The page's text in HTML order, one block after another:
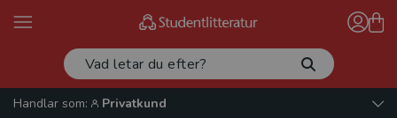
Handlar som:
Privatkund